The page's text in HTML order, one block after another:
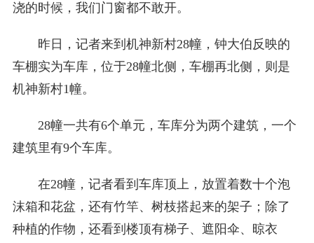
浇的时候，我们门窗都不敢开。
昨日，记者来到机神新村28幢，钟大伯反映的
车棚实为车库，位于28幢北侧，车棚再北侧，则是
机神新村1幢。
28幢一共有6个单元，车库分为两个建筑，一个
建筑里有9个车库。
在28幢，记者看到车库顶上，放置着数十个泡
沫箱和花盆，还有竹竿、树枝搭起来的架子；除了
种植的作物，还看到楼顶有梯子、遮阳伞、晾衣